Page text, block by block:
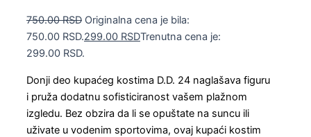
750.00RSD Originalna cena je bila:
750.00 RSD.299.00 RSDTrenutna cena je:
299.00 RSD.
Donji deo kupaćeg kostima D.D. 24 naglašava figuru
i pruža dodatnu sofisticiranost vašem plažnom
izgledu. Bez obzira da li se opuštate na suncu ili
uživate u vodenim sportovima, ovaj kupaći kostim